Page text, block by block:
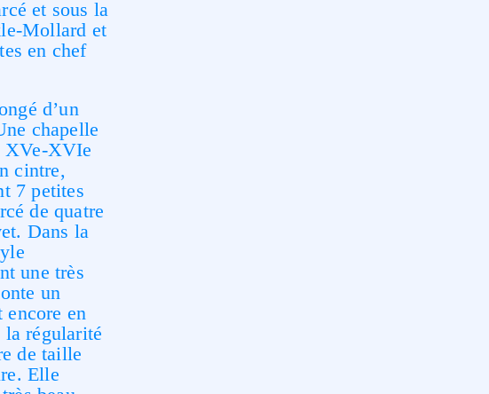
et sous la
Mollard et
en chef
d’un
chapelle
XVe-XVIe
cintre,
7 petites
de quatre
Dans la
une très
un
encore en
la régularité
de taille
Elle